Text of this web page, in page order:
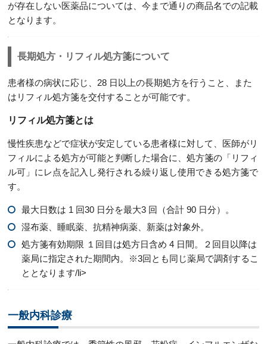
が存在しない医薬品については、今まで通りの商品名での記載
となります。
長期処方・リフィル処方箋について
患者様の病状に応じ、28 日以上の長期処方を行うこと、また
はリフィル処方箋を交付することが可能です。
リフィル処方箋とは
慢性疾患などで症状が安定している患者様に対して、医師がリ
フィルによる処方が可能と判断した場合に、処方箋の「リフィ
ル可」にレ点を記入し発行される繰り返し使用できる処方箋で
す。
最大日数は 1 回30 日分を最大3 回（合計 90 日分）。
湿布薬、睡眠薬、抗精神病薬、新薬は対象外。
処方箋有効期限 １回目は処方日含め 4 日間。２回目以降は
薬局に指定された期間内。※3回とも同じ薬局で調剤するこ
ととなります/li>
一般内科診療